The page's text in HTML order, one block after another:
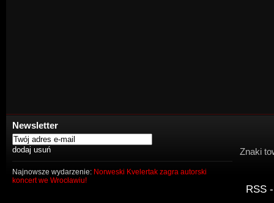
Newsletter
Najnowsze wydarzenie: Norweski Kvelertak zagra autorski
koncert we Wrocławiu!
Znaki
RSS